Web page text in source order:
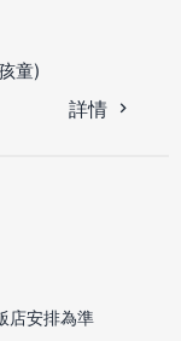
童)
詳情
店安排為準